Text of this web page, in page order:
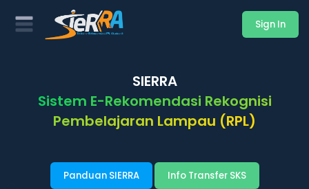
Sign In
SIERRA
Sistem E-Rekomendasi Rekognisi
Pembelajaran Lampau (RPL)
Panduan SIERRA Info Transfer SKS